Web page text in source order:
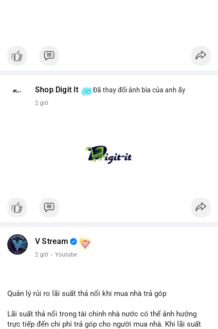
Shop Digit It Đã thay đổi ảnh bìa của anh ấy
2 giờ
V Stream
2 giờ · Youtube
Quản lý rủi ro lãi suất thả nổi khi mua nhà trả góp
Lãi suất thả nổi trong tài chính nhà nước có thể ảnh hưởng
trực tiếp đến chi phí trả góp cho người mua nhà. Khi lãi suất